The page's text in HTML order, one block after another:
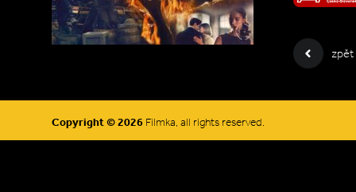
zpět
Copyright © 2026 Filmka, all rights reserved.